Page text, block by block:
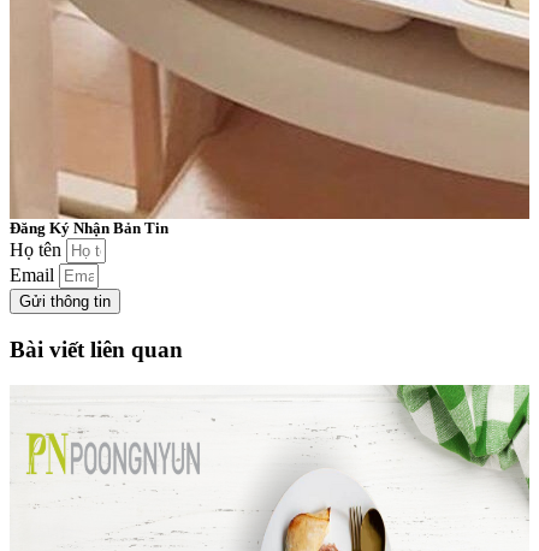
Đăng Ký Nhận Bản Tin
Họ tên
Email
Gửi thông tin
Bài viết liên quan